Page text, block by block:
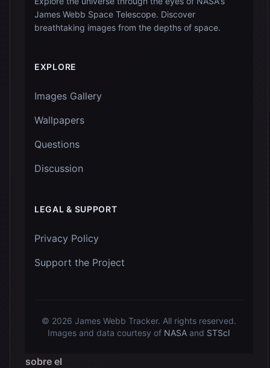
James Webb Space Telescope. Discover
breathtaking images from the depths of space.
EXPLORE
Images Gallery
Wallpapers
Questions
Discussion
LEGAL & SUPPORT
Privacy Policy
Support the Project
© 2026 James Webb Tracker. All rights reserved.
Images and data courtesy of NASA and STScI
sobre el